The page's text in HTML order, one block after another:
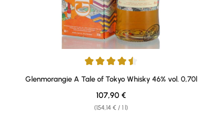
Average rating of 4.5 out of 5 stars
Glenmorangie A Tale of Tokyo Whisky 46% vol. 0,70l
(154,14 € / 1 l)
Regular price:
107,90 €